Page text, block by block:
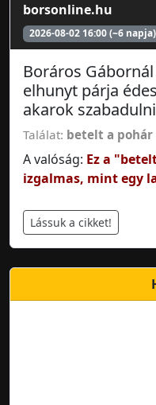
borsonline.hu
2026-08-02 16:00 (~6 napja)
Boráros Gábornál
elhunyt párja
akarok
Találat: betelt a pohár
A valóság: Ez a
izgalmas, mint egy
Lássuk a cikket!